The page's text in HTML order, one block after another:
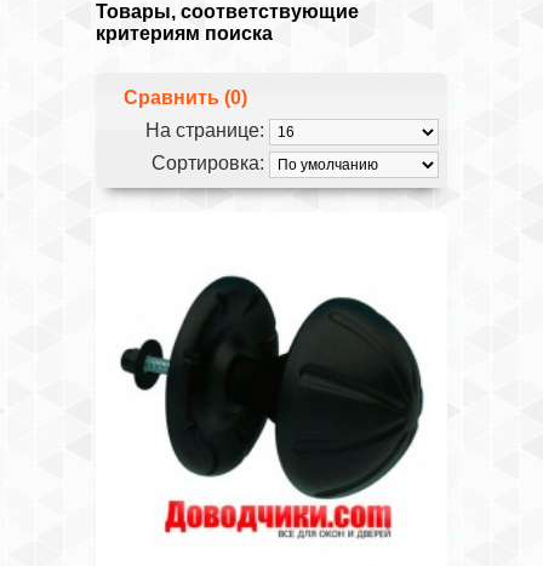
Товары, соответствующие
критериям поиска
Сравнить (0)
На странице:
Сортировка: